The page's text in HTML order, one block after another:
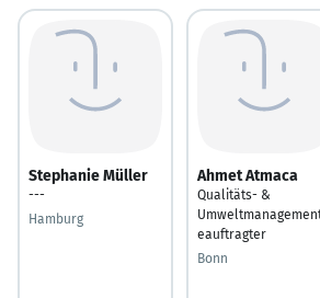
Stephanie Müller
---
Hamburg
Ahmet Atmaca
Qualitäts- &
eauftragter
Bonn